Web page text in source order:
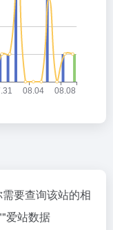
要查询该站的相
爱站数据